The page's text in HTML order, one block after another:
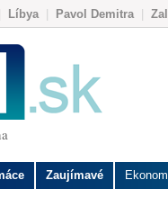
Líbya| Pavol Demitra|
Zaujímavé